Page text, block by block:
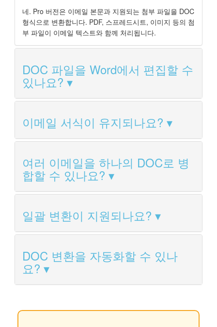
네. Pro 버전은 이메일 본문과 지원되는 첨부 파일을 DOC
형식으로 변환합니다. PDF, 스프레드시트, 이미지 등의 첨
부 파일이 이메일 텍스트와 함께 처리됩니다.
DOC 파일을 Word에서 편집할 수
있나요?
이메일 서식이 유지되나요?
여러 이메일을 하나의 DOC로 병
합할 수 있나요?
일괄 변환이 지원되나요?
DOC 변환을 자동화할 수 있나
요?